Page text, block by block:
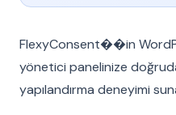
FlexyConsent��in
yönetici panelinize
yapılandırma deneyimi